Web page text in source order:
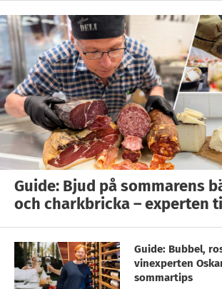
Guide: Bjud på sommarens
och charkbricka – experten
Guide: Bubbel,
vinexperten
sommartips